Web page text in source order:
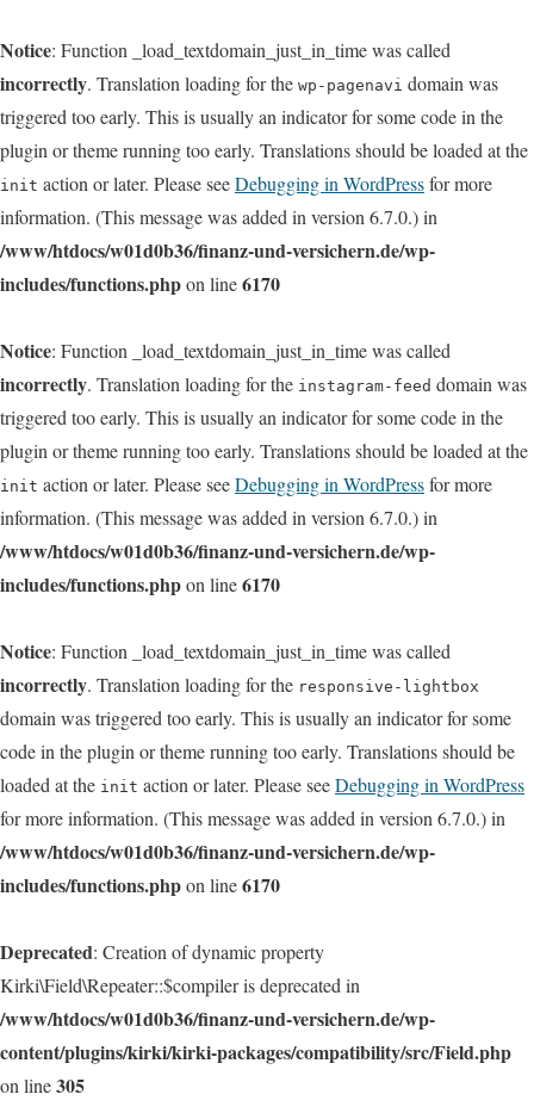
Notice: Function _load_textdomain_just_in_time was called
incorrectly. Translation loading for the wp-pagenavi domain was
triggered too early. This is usually an indicator for some code in the
plugin or theme running too early. Translations should be loaded at the
init action or later. Please seeDebugging in WordPressfor more
information. (This message was added in version 6.7.0.) in
/www/htdocs/w01d0b36/finanz-und-versichern.de/wp-
includes/functions.phpon line6170
Notice: Function _load_textdomain_just_in_time was called
incorrectly. Translation loading for the instagram-feed domain was
triggered too early. This is usually an indicator for some code in the
plugin or theme running too early. Translations should be loaded at the
init action or later. Please seeDebugging in WordPressfor more
information. (This message was added in version 6.7.0.) in
/www/htdocs/w01d0b36/finanz-und-versichern.de/wp-
includes/functions.phpon line6170
Notice: Function _load_textdomain_just_in_time was called
incorrectly. Translation loading for the responsive-lightbox
domain was triggered too early. This is usually an indicator for some
code in the plugin or theme running too early. Translations should be
loaded at the init action or later. Please seeDebugging in WordPress
for more information. (This message was added in version 6.7.0.) in
/www/htdocs/w01d0b36/finanz-und-versichern.de/wp-
includes/functions.phpon line6170
Deprecated: Creation of dynamic property
Kirki\Field\Repeater::$compiler is deprecated in
/www/htdocs/w01d0b36/finanz-und-versichern.de/wp-
content/plugins/kirki/kirki-packages/compatibility/src/Field.php
on line305